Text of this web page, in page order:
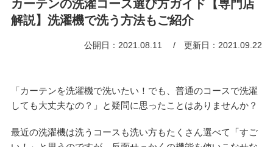
カーテンの洗濯コース選び方ガイド【専門店
解説】洗濯機で洗う方法もご紹介
公開日：2021.08.11 更新日：2021.09.22
「カーテンを洗濯機で洗いたい！でも、普通のコースで洗濯
しても大丈夫なの？」と疑問に思ったことはありませんか？
最近の洗濯機は洗うコースも洗い方もたくさん選べて「すご